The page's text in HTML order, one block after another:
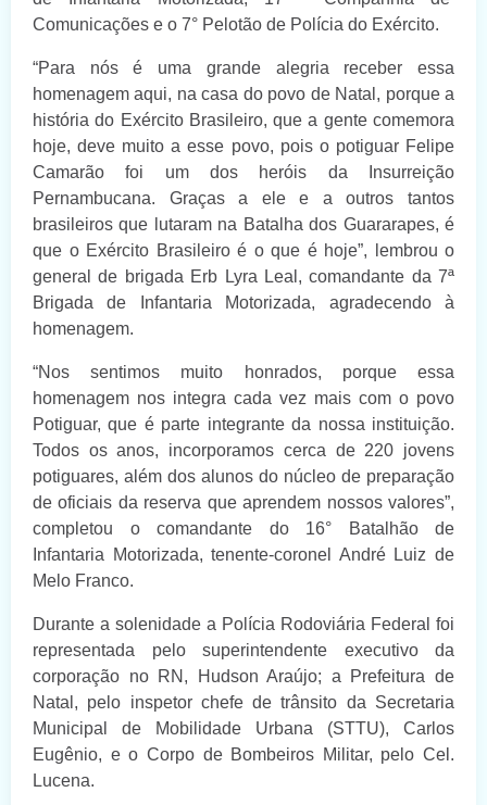
Comunicações e o 7° Pelotão de Polícia do Exército.
“Para nós é uma grande alegria receber essa
homenagem aqui, na casa do povo de Natal, porque a
história do Exército Brasileiro, que a gente comemora
hoje, deve muito a esse povo, pois o potiguar Felipe
Camarão foi um dos heróis da Insurreição
Pernambucana. Graças a ele e a outros tantos
brasileiros que lutaram na Batalha dos Guararapes, é
que o Exército Brasileiro é o que é hoje”, lembrou o
general de brigada Erb Lyra Leal, comandante da 7ª
Brigada de Infantaria Motorizada, agradecendo à
homenagem.
“Nos sentimos muito honrados, porque essa
homenagem nos integra cada vez mais com o povo
Potiguar, que é parte integrante da nossa instituição.
Todos os anos, incorporamos cerca de 220 jovens
potiguares, além dos alunos do núcleo de preparação
de oficiais da reserva que aprendem nossos valores”,
completou o comandante do 16° Batalhão de
Infantaria Motorizada, tenente-coronel André Luiz de
Melo Franco.
Durante a solenidade a Polícia Rodoviária Federal foi
representada pelo superintendente executivo da
corporação no RN, Hudson Araújo; a Prefeitura de
Natal, pelo inspetor chefe de trânsito da Secretaria
Municipal de Mobilidade Urbana (STTU), Carlos
Eugênio, e o Corpo de Bombeiros Militar, pelo Cel.
Lucena.